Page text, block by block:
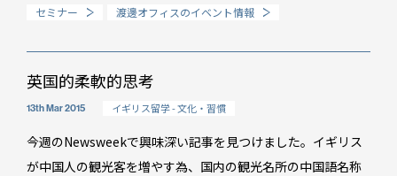
セミナー
渡邊オフィスのイベント情報
英国的柔軟的思考
13th Mar 2015 イギリス留学 - 文化・習慣
今週のNewsweekで興味深い記事を見つけました。イギリス
が中国人の観光客を増やす為、国内の観光名所の中国語名称